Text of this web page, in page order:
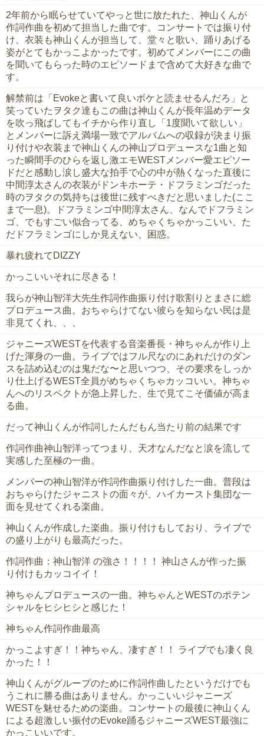
‪2年前から眠らせていてやっと世に放たれた、神山くんが
作詞作曲を初めて担当した曲です。コンサートでは振り付
け、衣装も神山くんが担当して、堂々と歌い、踊りあげる
姿がとてもかっこよかったです。初めてメンバーにこの曲
を聞いてもらった時のエピソードまで含めて大好きな曲で
す。‬
解禁前は「Evokeと書いて良いボケと読ませるんだろ」と
笑っていたヲタク達もこの曲は神山くんが長年温めデータ
を吹っ飛ばしてもイチから作り直し「1度聞いて欲しい」
とメンバーに訴え満場一致でアルバムへの収録が決まり振
り付けや衣装まで神山くんの神山プロデュースな1曲と知
った瞬間手のひらを返し激エモWESTメンバー愛エピソー
ドだと感動し涙し盛大な拍手で心の中が熱くなった直後に
中間淳太さんの衣装がドンキホーテ・ドフラミンゴだった
時のヲタクの気持ちは後世に残すべきだと思いました(ここ
まで一息)。ドフラミンゴ中間淳太さん、なんでドフラミン
ゴ、でもすごい似合ってる、めちゃくちゃかっこいい、た
だドフラミンゴにしか見えない、困惑。
暴れ疲れてDIZZY
かっこいいそれに尽きる！
我らが神山智洋大先生作詞作曲振り付け歌割りとまさに総
プロデュース曲。おちゃらけてない彼らを知らない民は是
非見てくれ、、、
ジャニーズWESTを代表する音楽番長・神ちゃんが作り上
げた渾身の一曲。ライブではフル尺なのにあれだけのダン
スを詰め込むのは鬼だな〜と思いつつ、その要求をしっか
り仕上げるWEST全員がめちゃくちゃカッコいい。神ちゃ
んへのリスペクトが急上昇した、生で見てこそ価値が高ま
る曲。
だって神山くんが作詞したんだもん当たり前の結果です
作詞作曲神山智洋ってつまり、天才なんだなと涙を流して
実感した至極の一曲。
メンバーの神山智洋が作詞作曲振り付けした一曲。普段は
おちゃらけたジャニストの面々が、ハイカースト集団な一
面を見せてくれる楽曲。
神山くんが作成した楽曲。振り付けもしており、ライブで
の盛り上がりも最高だった。
作詞作曲：神山智洋 の強さ！！！！ 神山さんが作った振
り付けもカッコイイ！
神ちゃんプロデュースの一曲。神ちゃんとWESTのポテン
シャルをヒシヒシと感じた！
神ちゃん作詞作曲最高
かっこよすぎ！！神ちゃん、凄すぎ！！ ライブでも凄く良
かった！！
神山くんがグループのために作詞作曲したというだけでも
うこれに勝る曲はありません。かっこいいジャニーズ
WESTを魅せるための楽曲。コンサートの最後に神山くん
による超激しい振付のEvoke踊るジャニーズWEST最強に
かっこいいです。